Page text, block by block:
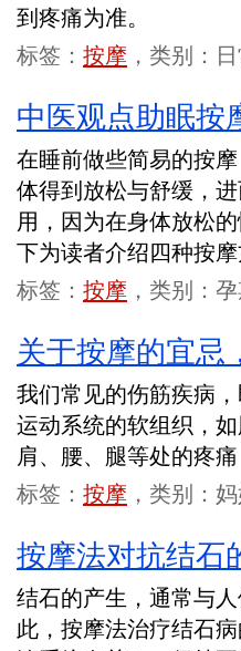
到疼痛为准。
标签： 按摩 ，类别：
中医观点助眠按
在睡前做些简易的按
体得到放松与舒缓，
用，因为在身体放松
下为读者介绍四种按
标签： 按摩 ，类别：
关于按摩的宜忌
我们常见的伤筋疾病
运动系统的软组织，
肩、腰、腿等处的疼
标签： 按摩 ，类别：
按摩法对抗结石
结石的产生，通常与
此，按摩法治疗结石